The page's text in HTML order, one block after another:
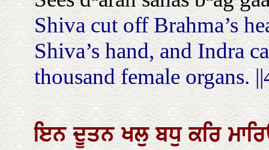
Shiva cut off Brahma’s
Shiva’s hand, and Indra
thousand female organs.
ਇਨਦੂਤਨਖਲੁਬਧੁਕਰਿ